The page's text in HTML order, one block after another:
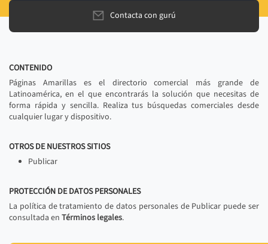
Contacta con gurú
CONTENIDO
Páginas Amarillas es el directorio comercial más grande de
Latinoamérica, en el que encontrarás la solución que necesitas de
forma rápida y sencilla. Realiza tus búsquedas comerciales desde
cualquier lugar y dispositivo.
OTROS DE NUESTROS SITIOS
Publicar
PROTECCIÓN DE DATOS PERSONALES
La política de tratamiento de datos personales de Publicar puede ser
consultada en Términos legales.